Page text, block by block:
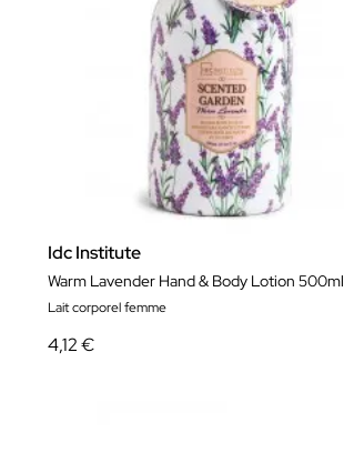
Idc Institute
Warm Lavender Hand & Body Lotion 500ml
Lait corporel femme
4,12 €